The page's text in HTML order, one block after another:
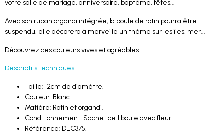
votre salle de mariage, anniversaire, baptême, fêtes...
Avec son ruban organdi intégrée, la boule de rotin pourra être
suspendu, elle décorera à merveille un thème sur les îles, mer...
Découvrez ces couleurs vives et agréables.
Descriptifs techniques:
Taille: 12cm de diamètre.
Couleur: Blanc.
Matière: Rotin et organdi.
Conditionnement: Sachet de 1 boule avec fleur.
Référence: DEC375.